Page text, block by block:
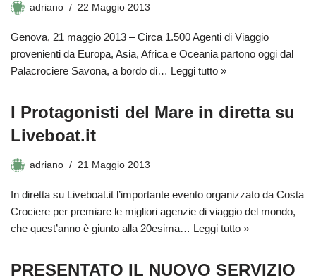
adriano 22 Maggio 2013
Genova, 21 maggio 2013 – Circa 1.500 Agenti di Viaggio
provenienti da Europa, Asia, Africa e Oceania partono oggi dal
Palacrociere Savona, a bordo di… Leggi tutto »
I Protagonisti del Mare in diretta su
Liveboat.it
adriano 21 Maggio 2013
In diretta su Liveboat.it l’importante evento organizzato da Costa
Crociere per premiare le migliori agenzie di viaggio del mondo,
che quest’anno è giunto alla 20esima… Leggi tutto »
PRESENTATO IL NUOVO SERVIZIO